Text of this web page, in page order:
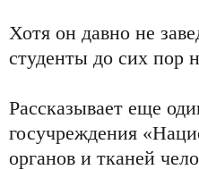
Хотя он давно не
студенты до сих пор
Рассказывает еще
госучреждения
органов и тканей